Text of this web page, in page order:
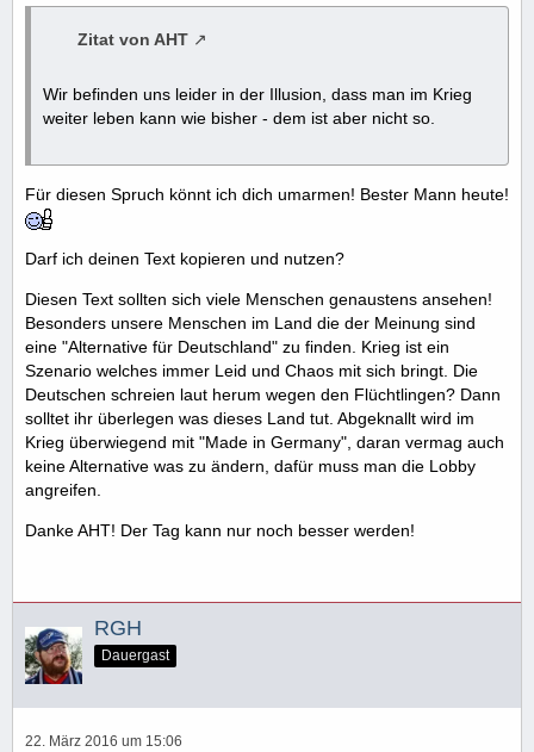
Zitat von AHT
Wir befinden uns leider in der Illusion, dass man im Krieg
weiter leben kann wie bisher - dem ist aber nicht so.
Für diesen Spruch könnt ich dich umarmen! Bester Mann heute!
Darf ich deinen Text kopieren und nutzen?
Diesen Text sollten sich viele Menschen genaustens ansehen!
Besonders unsere Menschen im Land die der Meinung sind
eine "Alternative für Deutschland" zu finden. Krieg ist ein
Szenario welches immer Leid und Chaos mit sich bringt. Die
Deutschen schreien laut herum wegen den Flüchtlingen? Dann
solltet ihr überlegen was dieses Land tut. Abgeknallt wird im
Krieg überwiegend mit "Made in Germany", daran vermag auch
keine Alternative was zu ändern, dafür muss man die Lobby
angreifen.
Danke AHT! Der Tag kann nur noch besser werden!
RGH
Dauergast
22. März 2016 um 15:06